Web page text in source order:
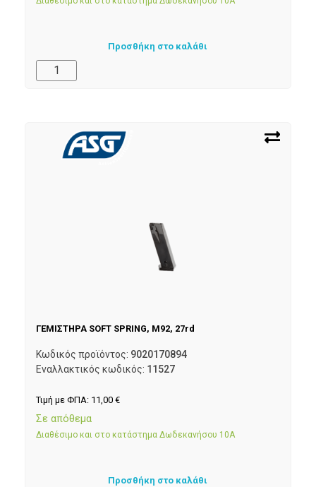
Προσθήκη στο καλάθι
ΓΕΜΙΣΤΗΡΑ SOFT SPRING, M92, 27rd
Κωδικός προϊόντος: 9020170894
Εναλλακτικός κωδικός: 11527
Τιμή με ΦΠΑ: 11,00 €
Σε απόθεμα
Διαθέσιμο και στο κατάστημα Δωδεκανήσου 10Α
Προσθήκη στο καλάθι